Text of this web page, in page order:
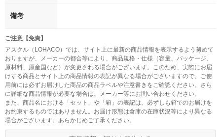
備考
ご注意【免責】
アスクル（LOHACO）では、サイト上に最新の商品情報を表示するよう努めて
おりますが、メーカーの都合等により、商品規格・仕様（容量、パッケージ、
原材料、原産国など）が変更される場合がございます。このため、実際にお届
けする商品とサイト上の商品情報の表記が異なる場合がございますので、ご使
用前には必ずお届けした商品の商品ラベルや注意書きをご確認ください。さら
に詳細な商品情報が必要な場合は、メーカー等にお問い合わせください。
また、商品名における「セット」や「箱」の表記は、必ずしも箱でのお届けを
お約束するものではありません。お届け形態は倉庫の在庫状況等により異なる
場合がございます。あらかじめご了承ください。